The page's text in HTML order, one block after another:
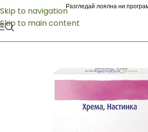
Skip to navigation
Skip to main content
Разгледай лоялна ни